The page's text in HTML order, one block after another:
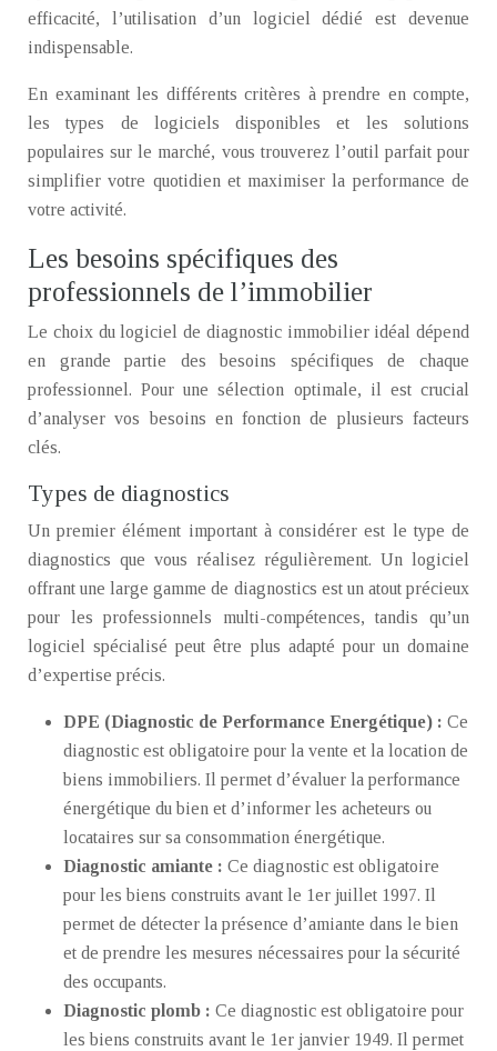
efficacité, l’utilisation d’un logiciel dédié est devenue
indispensable.
En examinant les différents critères à prendre en compte,
les types de logiciels disponibles et les solutions
populaires sur le marché, vous trouverez l’outil parfait pour
simplifier votre quotidien et maximiser la performance de
votre activité.
Les besoins spécifiques des
professionnels de l’immobilier
Le choix du logiciel de diagnostic immobilier idéal dépend
en grande partie des besoins spécifiques de chaque
professionnel. Pour une sélection optimale, il est crucial
d’analyser vos besoins en fonction de plusieurs facteurs
clés.
Types de diagnostics
Un premier élément important à considérer est le type de
diagnostics que vous réalisez régulièrement. Un logiciel
offrant une large gamme de diagnostics est un atout précieux
pour les professionnels multi-compétences, tandis qu’un
logiciel spécialisé peut être plus adapté pour un domaine
d’expertise précis.
DPE (Diagnostic de Performance Energétique) : Ce
diagnostic est obligatoire pour la vente et la location de
biens immobiliers. Il permet d’évaluer la performance
énergétique du bien et d’informer les acheteurs ou
locataires sur sa consommation énergétique.
Diagnostic amiante : Ce diagnostic est obligatoire
pour les biens construits avant le 1er juillet 1997. Il
permet de détecter la présence d’amiante dans le bien
et de prendre les mesures nécessaires pour la sécurité
des occupants.
Diagnostic plomb : Ce diagnostic est obligatoire pour
les biens construits avant le 1er janvier 1949. Il permet